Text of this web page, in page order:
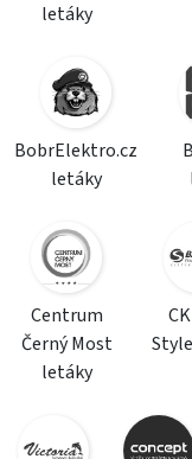
letáky
BobrElektro.cz
letáky
Centrum
Černý Most
letáky